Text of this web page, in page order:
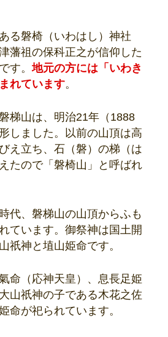
る磐椅（いわはし）神社
藩祖の保科正之が信仰した
す。地元の方には「いわき
れています。
梯山は、明治21年（1888
しました。以前の山頂は高
え立ち、石（磐）の梯（は
たので「磐椅山」と呼ばれ
代、磐梯山の山頂からふも
ています。御祭神は国土開
祇神と埴山姫命です。
命（応神天皇）、息長足姫
山祇神の子である木花之佐
命が祀られています。